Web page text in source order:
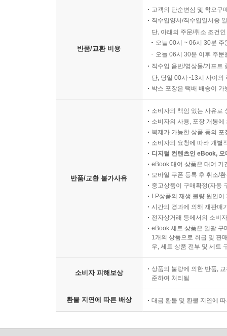
반품/교환 비용
고객의 단순변심 및 착오구
직수입양서/직수입일서중
단, 아래의 주문/취소 조건
오늘 00시 ~ 06시 30분
오늘 06시 30분 이후 주
직수입 음반/영상물/기프트
단, 당일 00시~13시 사이의
박스 포장은 택배 배송이
반품/교환 불가사유
소비자의 책임 있는 사유로
소비자의 사용, 포장 개봉
복제가 가능한 상품 등의
소비자의 요청에 따라 개별
디지털 컨텐츠인 eBook,
eBook 대여 상품은 대여 기
모바일 쿠폰 등록 후 취소/
중고상품이 구매확정(자동
LP상품의 재생 불량 원인
시간의 경과에 의해 재판매
전자상거래 등에서의 소비
eBook 세트 상품은 일괄 구
1개의 상품으로 취급 및 판
우, 세트 상품 전부 및 세트
소비자 피해보상
상품의 불량에 의한 반품,
준하여 처리됨
환불 지연에 따른 배상 대금 환불 및 환불 지연에